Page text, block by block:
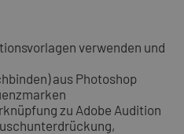
verwenden und
aus Photoshop
zu Adobe Audition